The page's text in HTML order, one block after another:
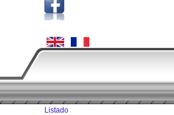
Home
Listado